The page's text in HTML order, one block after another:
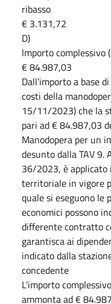
ribasso
€ 3.131,72
D)
Importo complessivo
€ 84.987,03
Dall’importo a base
costi della
15/11/2023) che la
pari ad € 84.987,03
Manodopera per un
desunto dalla TAV 9.
36/2023, è
territoriale in vigore
quale si eseguono le
economici possono
differente contratto
garantisca ai
indicato dalla
concedente
L’importo
ammonta ad €